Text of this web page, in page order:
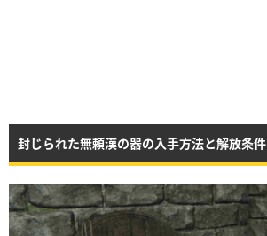
封じられた無頼漢の器の入手方法と解放条件